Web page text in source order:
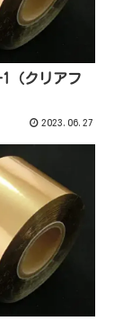
（クリアフ
2023.06.27